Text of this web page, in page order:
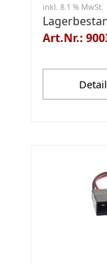
inkl. 8.1 % MwSt.
Art.Nr.: